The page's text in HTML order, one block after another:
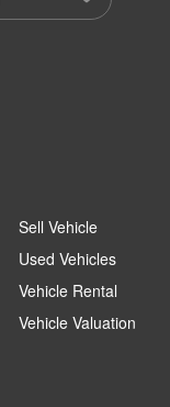
Sell Vehicle
Used Vehicles
Vehicle Rental
Vehicle Valuation